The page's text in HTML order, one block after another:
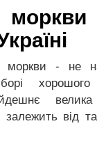
моркви - не
хорошого
велика
від